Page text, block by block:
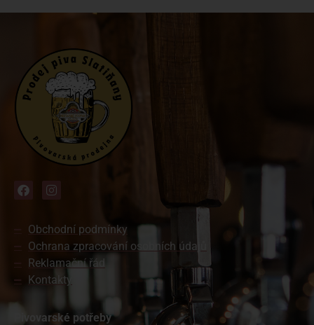
Obchodní podmínky
Ochrana zpracování osobních údajů
Reklamační řád
Kontakty
Pivovarské potřeby